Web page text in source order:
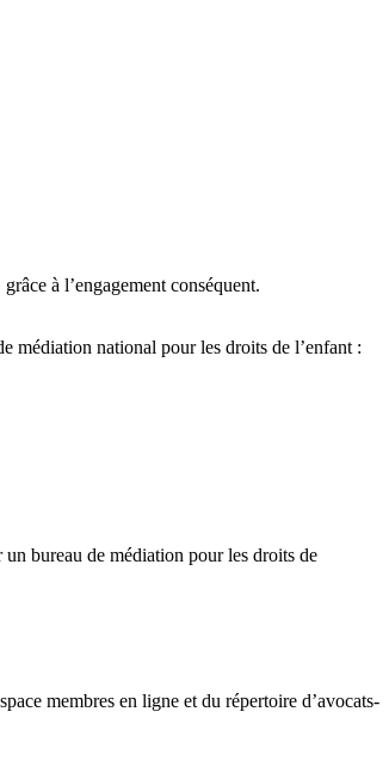
à l’engagement conséquent.
médiation national pour les droits de l’enfant :
bureau de médiation pour les droits de
membres en ligne et du répertoire d’avocats-